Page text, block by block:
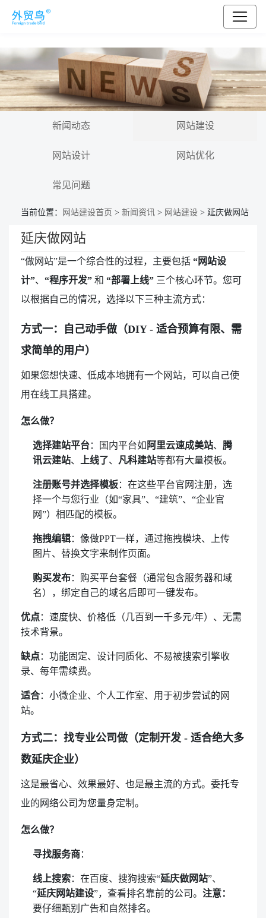
新闻动态 网站建设
网站设计 网站优化
常见问题
当前位置： 网站建设首页 > 新闻资讯 > 网站建设 > 延庆做网站
延庆做网站
“做网站”是一个综合性的过程，主要包括 “网站设
计”、 “程序开发” 和 “部署上线” 三个核心环节。您可
以根据自己的情况，选择以下三种主流方式：
方式一：自己动手做（DIY - 适合预算有限、需
求简单的用户）
如果您想快速、低成本地拥有一个网站，可以自己使
用在线工具搭建。
怎么做？
选择建站平台：国内平台如 阿里云速成美站、 腾
讯云建站、 上线了、 凡科建站等都有大量模板。
注册账号并选择模板：在这些平台官网注册，选
择一个与您行业（如“家具”、“建筑”、“企业官
网”）相匹配的模板。
拖拽编辑：像做PPT一样，通过拖拽模块、上传
图片、替换文字来制作页面。
购买发布：购买平台套餐（通常包含服务器和域
名），绑定自己的域名后即可一键发布。
优点：速度快、价格低（几百到一千多元/年）、无需
技术背景。
缺点：功能固定、设计同质化、不易被搜索引擎收
录、每年需续费。
适合：小微企业、个人工作室、用于初步尝试的网
站。
方式二：找专业公司做（定制开发 - 适合绝大多
数延庆企业）
这是最省心、效果最好、也是最主流的方式。委托专
业的网络公司为您量身定制。
怎么做？
寻找服务商：
线上搜索：在百度、搜狗搜索“延庆做网站”、
“延庆网站建设”，查看排名靠前的公司。 注意：
要仔细甄别广告和自然排名。